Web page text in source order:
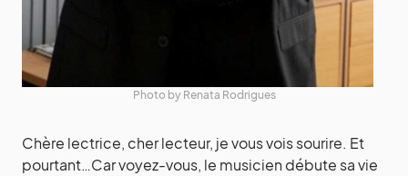
Photo by Renata Rodrigues
Chère lectrice, cher lecteur, je vous vois sourire. Et
pourtant…Car voyez-vous, le musicien débute sa vie